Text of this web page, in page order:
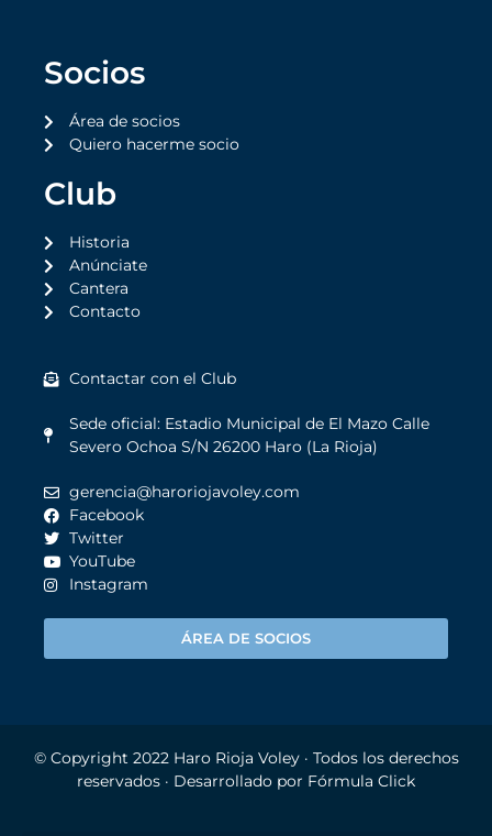
Socios
Área de socios
Quiero hacerme socio
Club
Historia
Anúnciate
Cantera
Contacto
Contactar con el Club
Sede oficial: Estadio Municipal de El Mazo Calle
Severo Ochoa S/N 26200 Haro (La Rioja)
gerencia@haroriojavoley.com
Facebook
Twitter
YouTube
Instagram
ÁREA DE SOCIOS
© Copyright 2022 Haro Rioja Voley· Todos los derechos
reservados · Desarrollado por Fórmula Click